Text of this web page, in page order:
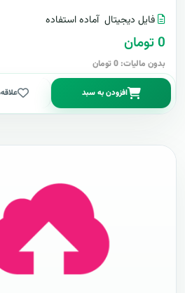
فایل دیجیتال آماده استفاده
0 تومان
بدون مالیات: 0 تومان
افزودن به سبد